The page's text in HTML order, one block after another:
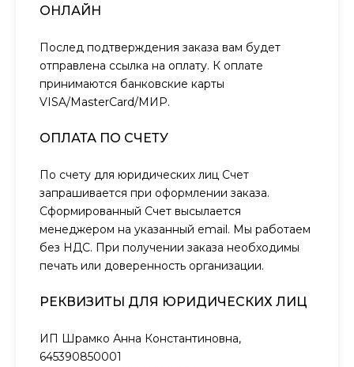
ОНЛАЙН
Послед подтверждения заказа вам будет
отправлена ссылка на оплату. К оплате
принимаются банковские карты
VISA/MasterCard/МИР.
ОПЛАТА ПО СЧЕТУ
По счету для юридических лиц Счет
запрашивается при оформлении заказа.
Сформированный Счет высылается
менеджером на указанный email. Мы работаем
без НДС. При получении заказа необходимы
печать или доверенность организации.
РЕКВИЗИТЫ ДЛЯ ЮРИДИЧЕСКИХ ЛИЦ
ИП Шрамко Анна Константиновна,
645390850001